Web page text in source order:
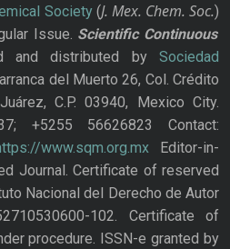
Society(J. Mex. Chem. Soc.)
Issue. Scientific Continuous
and distributed bySociedad
del Muerto 26, Col. Crédito
C.P. 03940, Mexico City.
+5255 56626823 Contact:
www.sqm.org.mxEditor-in-
Journal. Certificate of reserved
Nacional del Derecho de Autor
102. Certificate of
procedure. ISSN-e granted by